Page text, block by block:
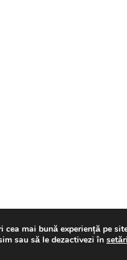
mai bună experiență pe
sau să le dezactivezi în